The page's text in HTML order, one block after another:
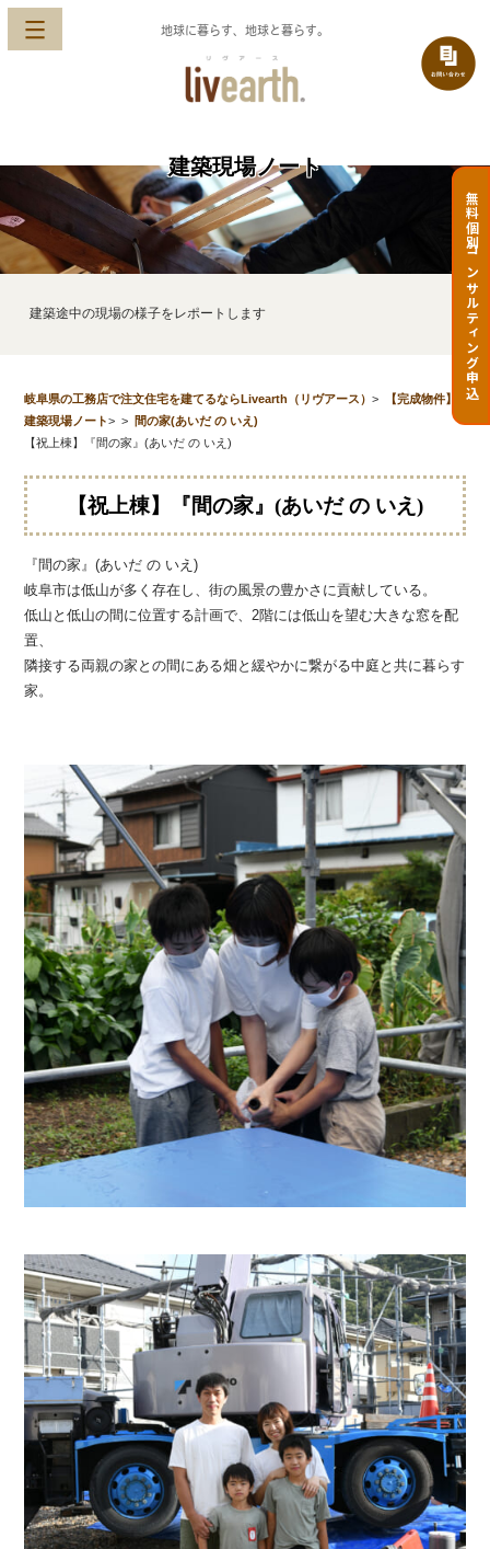
地球に暮らす、地球と暮らす。
無料個別コンサルティング申込
建築現場ノート
建築途中の現場の様子をレポートします
岐阜県の工務店で注文住宅を建てるならLivearth（リヴアース）>
建築現場ノート>
【完成物件】
間の家(あいだ の いえ)
>
【祝上棟】『間の家』(あいだ の いえ)
【祝上棟】『間の家』(あいだ の いえ)
『間の家』(あいだ の いえ)
岐阜市は低山が多く存在し、街の風景の豊かさに貢献している。
低山と低山の間に位置する計画で、2階には低山を望む大きな窓を配
置、
隣接する両親の家との間にある畑と緩やかに繋がる中庭と共に暮らす
家。